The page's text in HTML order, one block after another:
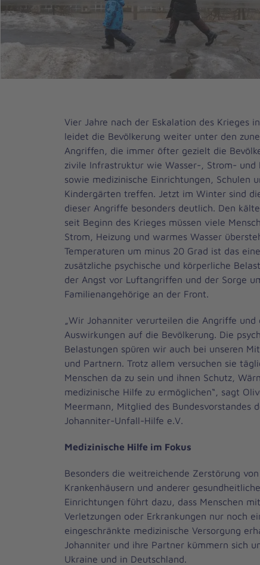
Vier Jahre nach der Eskalation des Krieges
leidet die Bevölkerung weiter unter den
Angriffen, die immer öfter gezielt die
zivile Infrastruktur wie Wasser-, Strom- und
sowie medizinische Einrichtungen, Schulen
Kindergärten treffen. Jetzt im Winter sind
dieser Angriffe besonders deutlich. Den
seit Beginn des Krieges müssen viele
Strom, Heizung und warmes Wasser
Temperaturen um minus 20 Grad ist das
zusätzliche psychische und körperliche
der Angst vor Luftangriffen und der Sorge
Familienangehörige an der Front.
„Wir Johanniter verurteilen die Angriffe und
Auswirkungen auf die Bevölkerung. Die
Belastungen spüren wir auch bei unseren
und Partnern. Trotz allem versuchen sie
Menschen da zu sein und ihnen Schutz,
medizinische Hilfe zu ermöglichen“, sagt
Meermann, Mitglied des Bundesvorstandes
Johanniter-Unfall-Hilfe e.V.
Medizinische Hilfe im Fokus
Besonders die weitreichende Zerstörung von
Krankenhäusern und anderer
Einrichtungen führt dazu, dass Menschen
Verletzungen oder Erkrankungen nur noch
eingeschränkte medizinische Versorgung
Johanniter und ihre Partner kümmern sich
Ukraine und in Deutschland.